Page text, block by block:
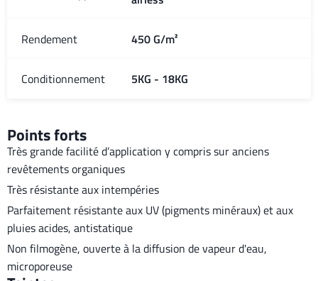
Rendement 450 G/m²
Conditionnement 5KG - 18KG
Points forts
Très grande facilité d’application y compris sur anciens
revêtements organiques
Très résistante aux intempéries
Parfaitement résistante aux UV (pigments minéraux) et aux
pluies acides, antistatique
Non filmogène, ouverte à la diffusion de vapeur d'eau,
microporeuse